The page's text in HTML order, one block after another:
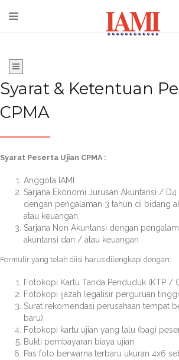
Syarat & Ketentuan
CPMA
Syarat Peserta Ujian CPMA :
Anggota IAMI
Sarjana Ekonomi Jurusan Akuntansi / D4
dengan pengalaman 3 tahun di bidang
atau keuangan.
Sarjana Non Akuntansi dengan
akuntansi dan / atau keuangan
Formulir yang telah diisi harus dilengkapi dengan:
Fotokopi Kartu Tanda Penduduk (KTP /
Fotokopi ijazah legalisir perguruan
Surat rekomendasi perusahaan tempat
baru)
Fotokopi kartu ujian yang lalu (bagi
Bukti pembayaran biaya ujian
Pas foto berwarna terbaru ukuran 4x6